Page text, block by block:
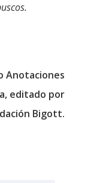
Anotaciones
editado por
Bigott.